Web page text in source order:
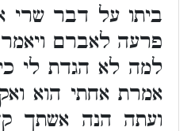
ביתו על דבר שרי
פרעה לאברם
למה לא הגדת לי
אמרת אחתי הוא
ועתה הנה אשתך